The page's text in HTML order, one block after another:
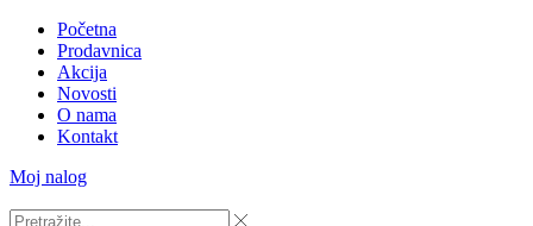
Početna
Prodavnica
Akcija
Novosti
O nama
Kontakt
Moj nalog